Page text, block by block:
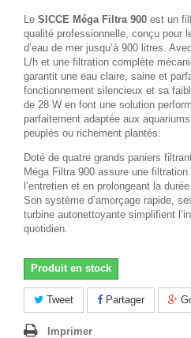
Le SICCE Méga Filtra 900 est un
qualité professionnelle, conçu pour
d’eau de mer jusqu’à 900 litres.
L/h et une filtration complète
garantit une eau claire, saine et
fonctionnement silencieux et sa
de 28 W en font une solution
parfaitement adaptée aux
peuplés ou richement plantés.
Doté de quatre grands paniers
Méga Filtra 900 assure une
l’entretien et en prolongeant la
Son système d’amorçage rapide,
turbine autonettoyante simplifient
quotidien.
Produit en stock
Tweet Partager
Imprimer